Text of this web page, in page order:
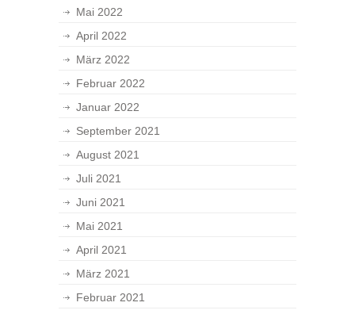
Mai 2022
April 2022
März 2022
Februar 2022
Januar 2022
September 2021
August 2021
Juli 2021
Juni 2021
Mai 2021
April 2021
März 2021
Februar 2021